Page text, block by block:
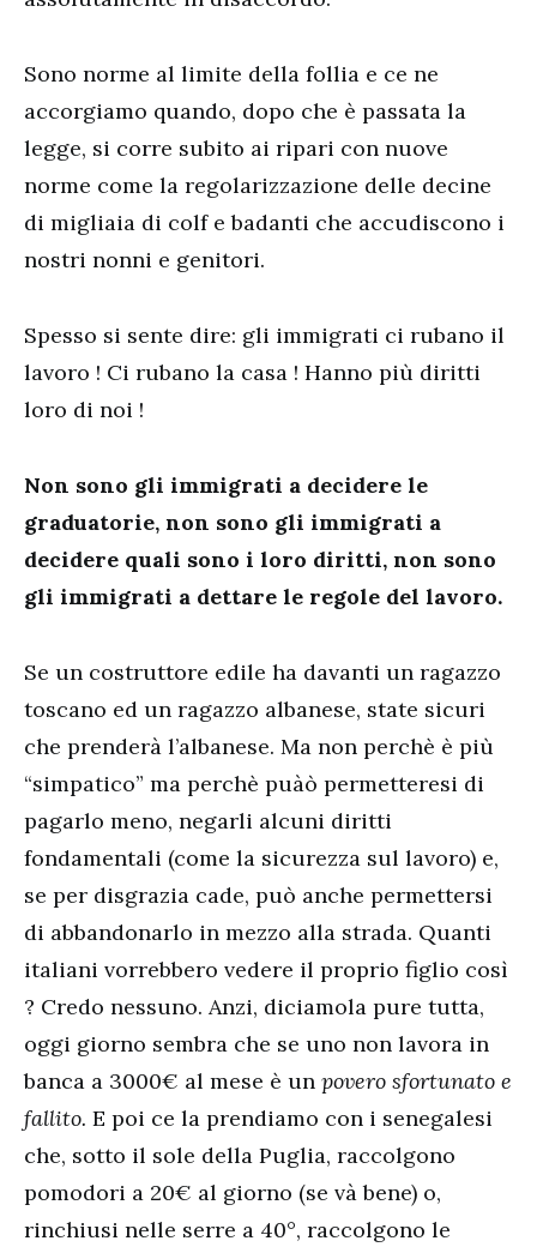
Sono norme al limite della follia e ce ne
accorgiamo quando, dopo che è passata la
legge, si corre subito ai ripari con nuove
norme come la regolarizzazione delle decine
di migliaia di colf e badanti che accudiscono i
nostri nonni e genitori.
Spesso si sente dire: gli immigrati ci rubano il
lavoro ! Ci rubano la casa ! Hanno più diritti
loro di noi !
Non sono gli immigrati a decidere le
graduatorie, non sono gli immigrati a
decidere quali sono i loro diritti, non sono
gli immigrati a dettare le regole del lavoro.
Se un costruttore edile ha davanti un ragazzo
toscano ed un ragazzo albanese, state sicuri
che prenderà l’albanese. Ma non perchè è più
“simpatico” ma perchè puàò permetteresi di
pagarlo meno, negarli alcuni diritti
fondamentali (come la sicurezza sul lavoro) e,
se per disgrazia cade, può anche permettersi
di abbandonarlo in mezzo alla strada. Quanti
italiani vorrebbero vedere il proprio figlio così
? Credo nessuno. Anzi, diciamola pure tutta,
oggi giorno sembra che se uno non lavora in
banca a 3000€ al mese è un povero sfortunato e
fallito. E poi ce la prendiamo con i senegalesi
che, sotto il sole della Puglia, raccolgono
pomodori a 20€ al giorno (se và bene) o,
rinchiusi nelle serre a 40°, raccolgono le